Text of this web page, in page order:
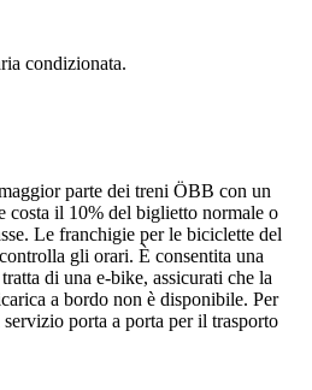
condizionata.
parte dei treni ÖBB con un
costa il 10% del biglietto normale o
Le franchigie per le biciclette del
gli orari. È consentita una
di una e-bike, assicurati che la
a bordo non è disponibile. Per
porta a porta per il trasporto